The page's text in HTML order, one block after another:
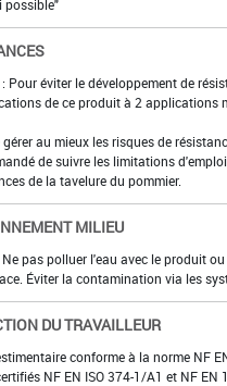
possible"
: Pour éviter le développement de
de ce produit à 2 applications
au mieux les risques de
de suivre les limitations
de la tavelure du pommier.
MILIEU
Ne pas polluer l'eau avec le produit
Éviter la contamination via les
DU TRAVAILLEUR
conforme à la norme NF
NF EN ISO 374-1/A1 et NF EN